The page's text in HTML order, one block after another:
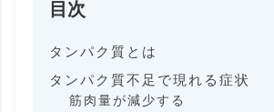
目次
タンパク質とは
タンパク質不足で現れる症状
筋肉量が減少する